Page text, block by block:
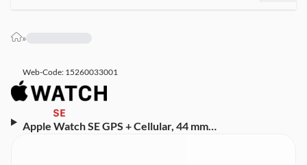
»
Web-Code: 15260033001
Apple Watch SE GPS + Cellular, 44 mm